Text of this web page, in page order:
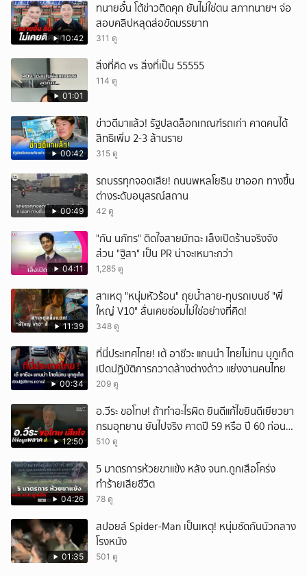
10:42
ทนายอั๋น โต้ข่าวติดคุก ยันไม่ใช่ตน สภาทนายฯ จ่อ
สอบคลิปหลุดส่อขัดมรรยาท
311 ดู
01:01
สิ่งที่คิด vs สิ่งที่เป็น 55555
114 ดู
00:42
ข่าวดีมาแล้ว! รัฐปลดล็อกเกณฑ์รถเก่า คาดคนได้
สิทธิเพิ่ม 2-3 ล้านราย
315 ดู
00:49
รถบรรทุกจอดเสีย! ถนนพหลโยธิน ขาออก ทางขึ้น
ต่างระดับอนุสรณ์สถาน
42 ดู
04:11
"กัน นภัทร" ติดใจสายมัทฉะ เล็งเปิดร้านจริงจัง
ส่วน "ฐิสา" เป็น PR น่าจะเหมาะกว่า
1,285 ดู
11:39
สาเหตุ "หนุ่มหัวร้อน" ถุยน้ำลาย-ทุบรถเบนซ์ "พี่
ใหญ่ V10" ลั่นเคยซ่อมไม่ใช่อย่างที่คิด!
348 ดู
00:34
ที่นี่ประเทศไทย! เต้ อาชีวะ แกนนำ ไทยไม่ทน บุภูเก็ต
เปิดปฏิบัติการกวาดล้างต่างด้าว แย่งงานคนไทย
209 ดู
12:50
อ.วีระ ขอโทษ! ถ้าทำอะไรผิด ยินดีแก้ไขยินดีเยียวยา
กรมอุทยาน ยันไปจริง คาดปี 59 หรือ ปี 60 ก่อน
ปิดให้พัก
510 ดู
04:26
5 มาตรการห้วยขาแข้ง หลัง จนท.ถูกเสือโคร่ง
ทำร้ายเสียชีวิต
78 ดู
01:35
สปอยล์ Spider-Man เป็นเหตุ! หนุ่มซัดกันนัวกลาง
โรงหนัง
501 ดู